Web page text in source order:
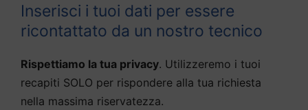
Inserisci i tuoi dati per essere
ricontattato da un nostro tecnico
Rispettiamo la tua privacy. Utilizzeremo i tuoi
recapiti SOLO per rispondere alla tua richiesta
nella massima riservatezza.